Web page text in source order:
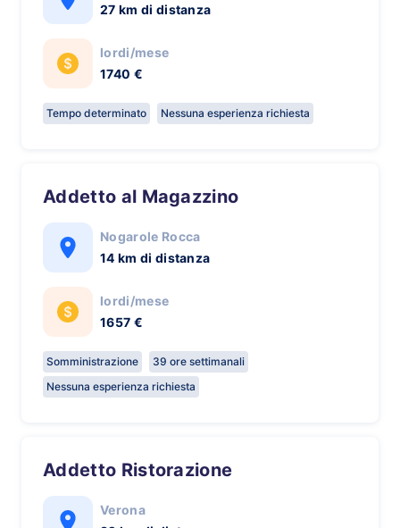
27 km di distanza
lordi/mese
1740 €
Tempo determinato Nessuna esperienza richiesta
Addetto al Magazzino
Nogarole Rocca
14 km di distanza
lordi/mese
1657 €
Somministrazione
39 ore settimanali
Nessuna esperienza richiesta
Addetto Ristorazione
Verona